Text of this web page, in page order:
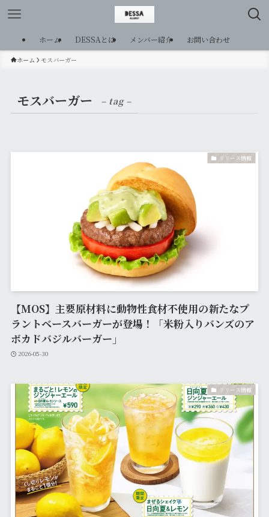
ホーム DESSAとは メンバー紹介 お問い合わせ
ホーム モスバーガー
モスバーガー – tag –
リリース情報
【MOS】主要原材料に動物性食材不使用の新たなプ
ラントベースバーガーが登場！「米粉入りバンズのア
ボカドバジルバーガー」
2026-05-30
リリース情報